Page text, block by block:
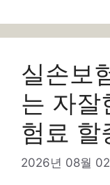
리
실손보
는 자잘
험료 할
2026년 08월 02